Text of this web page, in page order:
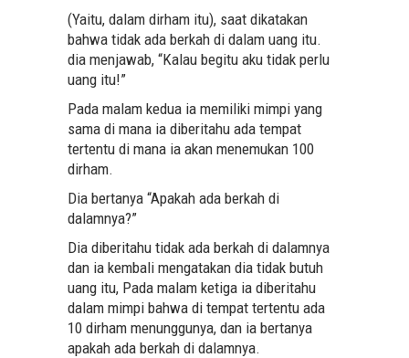
(Yaitu, dalam dirham itu), saat dikatakan
bahwa tidak ada berkah di dalam uang itu.
dia menjawab, “Kalau begitu aku tidak perlu
uang itu!”
Pada malam kedua ia memiliki mimpi yang
sama di mana ia diberitahu ada tempat
tertentu di mana ia akan menemukan 100
dirham.
Dia bertanya “Apakah ada berkah di
dalamnya?”
Dia diberitahu tidak ada berkah di dalamnya
dan ia kembali mengatakan dia tidak butuh
uang itu, Pada malam ketiga ia diberitahu
dalam mimpi bahwa di tempat tertentu ada
10 dirham menunggunya, dan ia bertanya
apakah ada berkah di dalamnya.